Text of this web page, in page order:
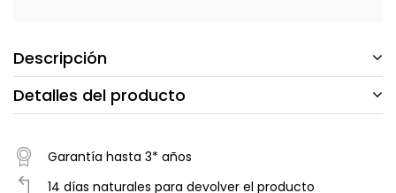
Descripción
Detalles del producto
Garantía hasta 3* años
14 días naturales para devolver el producto